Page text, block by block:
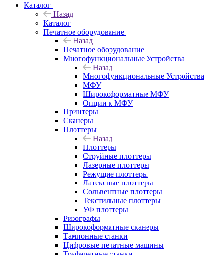
Каталог
Назад
Каталог
Печатное оборудование
Назад
Печатное оборудование
Многофункциональные Устройства
Назад
Многофункциональные Устройства
МФУ
Широкоформатные МФУ
Опции к МФУ
Принтеры
Сканеры
Плоттеры
Назад
Плоттеры
Струйные плоттеры
Лазерные плоттеры
Режущие плоттеры
Латексные плоттеры
Сольвентные плоттеры
Текстильные плоттеры
УФ плоттеры
Ризографы
Широкоформатные сканеры
Тампонные станки
Цифровые печатные машины